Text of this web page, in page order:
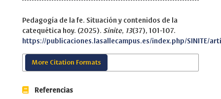
Pedagogía de la fe. Situación y contenidos de la
catequética hoy. (2025). Sinite, 13(37), 101-107.
https://publicaciones.lasallecampus.es/index.php/SINITE/
More Citation Formats
Referencias